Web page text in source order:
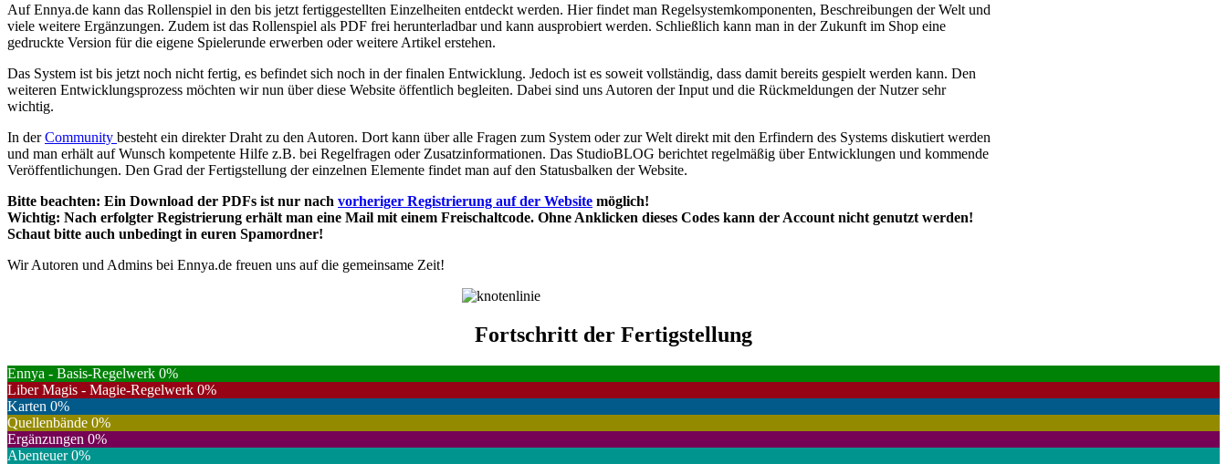
Auf Ennya.de kann das Rollenspiel in den bis jetzt fertiggestellten Einzelheiten entdeckt werden. Hier findet man Regelsystemkomponenten, Beschreibungen der Welt und
viele weitere Ergänzungen. Zudem ist das Rollenspiel als PDF frei herunterladbar und kann ausprobiert werden. Schließlich kann man in der Zukunft im Shop eine
gedruckte Version für die eigene Spielerunde erwerben oder weitere Artikel erstehen.
Das System ist bis jetzt noch nicht fertig, es befindet sich noch in der finalen Entwicklung. Jedoch ist es soweit vollständig, dass damit bereits gespielt werden kann. Den
weiteren Entwicklungsprozess möchten wir nun über diese Website öffentlich begleiten. Dabei sind uns Autoren der Input und die Rückmeldungen der Nutzer sehr
wichtig.
In derCommunity besteht ein direkter Draht zu den Autoren. Dort kann über alle Fragen zum System oder zur Welt direkt mit den Erfindern des Systems diskutiert werden
und man erhält auf Wunsch kompetente Hilfe z.B. bei Regelfragen oder Zusatzinformationen. Das StudioBLOG berichtet regelmäßig über Entwicklungen und kommende
Veröffentlichungen. Den Grad der Fertigstellung der einzelnen Elemente findet man auf den Statusbalken der Website.
Bitte beachten: Ein Download der PDFs ist nur nach vorheriger Registrierung auf der Website möglich!
Wichtig: Nach erfolgter Registrierung erhält man eine Mail mit einem Freischaltcode. Ohne Anklicken dieses Codes kann der Account nicht genutzt werden!
Schaut bitte auch unbedingt in euren Spamordner!
Wir Autoren und Admins bei Ennya.de freuen uns auf die gemeinsame Zeit!
Fortschritt der Fertigstellung
Ennya - Basis-Regelwerk 0%
Liber Magis - Magie-Regelwerk 0%
Karten 0%
Quellenbände 0%
Ergänzungen 0%
Abenteuer0%